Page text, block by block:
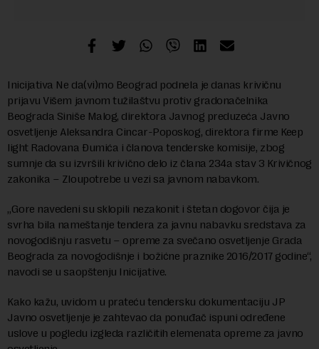
Inicijativa Ne da(vi)mo Beograd podnela je danas krivičnu
prijavu Višem javnom tužilaštvu protiv gradonačelnika
Beograda Siniše Malog, direktora Javnog preduzeća Javno
osvetljenje Aleksandra Cincar-Poposkog, direktora firme Keep
light Radovana Đumića i članova tenderske komisije, zbog
sumnje da su izvršili krivično delo iz člana 234a stav 3 Krivičnog
zakonika – Zloupotrebe u vezi sa javnom nabavkom.
„Gore navedeni su sklopili nezakonit i štetan dogovor čija je
svrha bila nameštanje tendera za javnu nabavku sredstava za
novogodišnju rasvetu – opreme za svečano osvetljenje Grada
Beograda za novogodišnje i božićne praznike 2016/2017 godine“,
navodi se u saopštenju Inicijative.
Kako kažu, uvidom u prateću tendersku dokumentaciju JP
Javno osvetljenje je zahtevao da ponuđač ispuni određene
uslove u pogledu izgleda različitih elemenata opreme za javno